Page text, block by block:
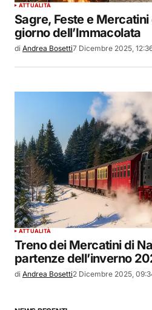
ATTUALITÀ
Sagre, Feste e
giorno dell’Immacolata
di Andrea Bosetti7 Dicembre 2025,
ATTUALITÀ
Treno dei Mercatini di
partenze dell’inverno
di Andrea Bosetti2 Dicembre 2025,